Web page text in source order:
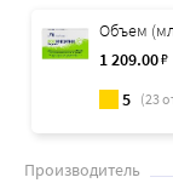
Объем
1 209.00₽
5 (23
Производитель